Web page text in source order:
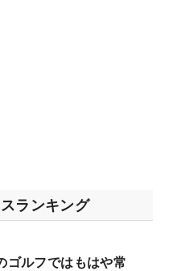
ランキング
ゴルフではもはや常